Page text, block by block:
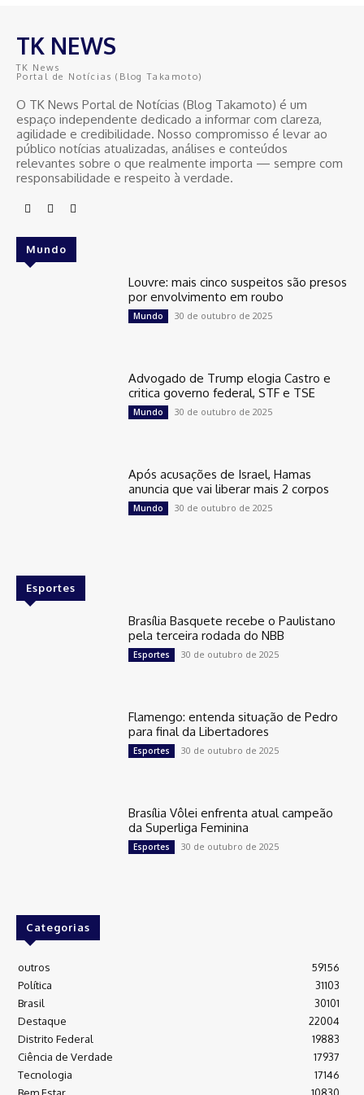
TK NEWS
TK News
Portal de Notícias (Blog Takamoto)
O TK News Portal de Notícias (Blog Takamoto) é um
espaço independente dedicado a informar com clareza,
agilidade e credibilidade. Nosso compromisso é levar ao
público notícias atualizadas, análises e conteúdos
relevantes sobre o que realmente importa — sempre com
responsabilidade e respeito à verdade.
Mundo
Louvre: mais cinco suspeitos são presos
por envolvimento em roubo
Mundo 30 de outubro de 2025
Advogado de Trump elogia Castro e
critica governo federal, STF e TSE
Mundo 30 de outubro de 2025
Após acusações de Israel, Hamas
anuncia que vai liberar mais 2 corpos
Mundo 30 de outubro de 2025
Esportes
Brasília Basquete recebe o Paulistano
pela terceira rodada do NBB
Esportes 30 de outubro de 2025
Flamengo: entenda situação de Pedro
para final da Libertadores
Esportes 30 de outubro de 2025
Brasília Vôlei enfrenta atual campeão
da Superliga Feminina
Esportes 30 de outubro de 2025
Categorias
outros
59156
Política
31103
Brasil
30101
Destaque
22004
Distrito Federal
19883
Ciência de Verdade
17937
Tecnologia
17146